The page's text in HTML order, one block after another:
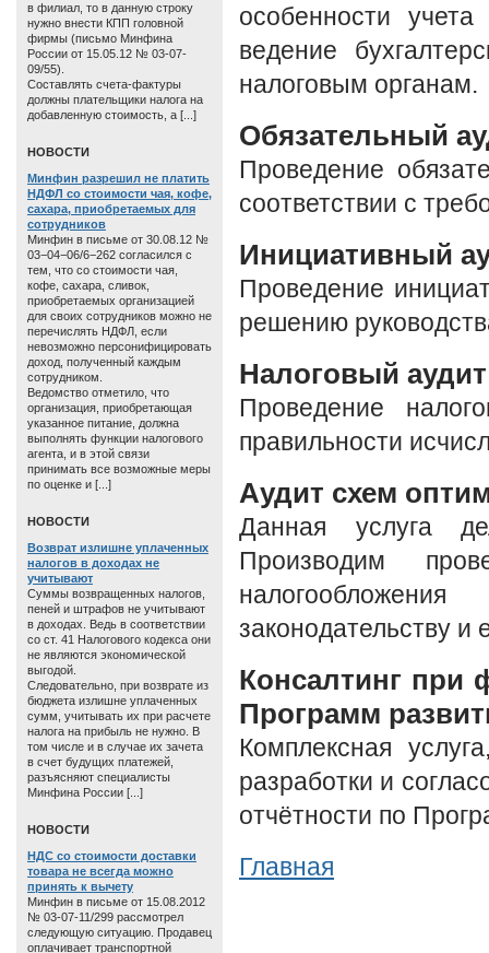
особенности
ведение
налоговым органам.
Обязательный
Проведение
соответствии с
Инициативный
Проведение
решению
Налоговый аудит
Проведение
правильности
Аудит схем
Данная услуга
Производим
законодательству
Консалтинг
Программ
Комплексная
разработки и
отчётности по
Главная
в филиал, то в данную строку
нужно внести КПП головной
фирмы (письмо Минфина
России от 15.05.12 № 03-07-
09/55).
Составлять счета-фактуры
должны плательщики налога на
добавленную стоимость, а [...]
HОВОСТИ
Минфин разрешил не платить
НДФЛ со стоимости чая, кофе,
сахара, приобретаемых для
сотрудников
Минфин в письме от 30.08.12 №
03−04−06/6−262 согласился с
тем, что со стоимости чая,
кофе, сахара, сливок,
приобретаемых организацией
для своих сотрудников можно не
перечислять НДФЛ, если
невозможно персонифицировать
доход, полученный каждым
сотрудником.
Ведомство отметило, что
организация, приобретающая
указанное питание, должна
выполнять функции налогового
агента, и в этой связи
принимать все возможные меры
по оценке и [...]
HОВОСТИ
Возврат излишне уплаченных
налогов в доходах не
учитывают
Суммы возвращенных налогов,
пеней и штрафов не учитывают
в доходах. Ведь в соответствии
со ст. 41 Налогового кодекса они
не являются экономической
выгодой.
Следовательно, при возврате из
бюджета излишне уплаченных
сумм, учитывать их при расчете
налога на прибыль не нужно. В
том числе и в случае их зачета
в счет будущих платежей,
разъясняют специалисты
Минфина России [...]
HОВОСТИ
НДС со стоимости доставки
товара не всегда можно
принять к вычету
Минфин в письме от 15.08.2012
№ 03-07-11/299 рассмотрел
следующую ситуацию. Продавец
оплачивает транспортной